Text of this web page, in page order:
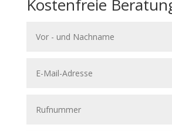
Kostenfreie